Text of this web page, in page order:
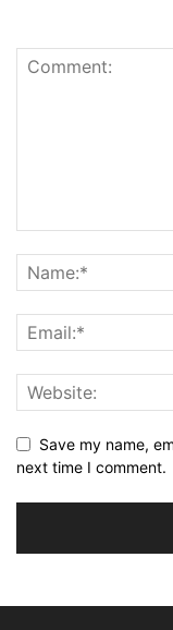
Save my name,
next time I comment.